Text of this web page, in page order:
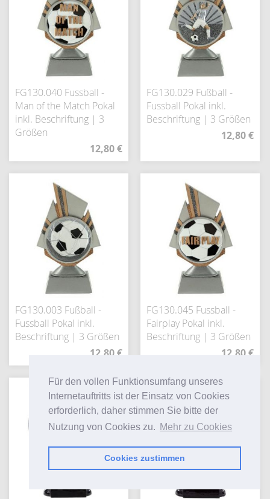
Für den vollen Funktionsumfang unseres
Internetauftritts ist der Einsatz von Cookies
erforderlich, daher stimmen Sie bitte der
Nutzung von Cookies zu. Mehr zu Cookies
Cookies zustimmen
FG130.040 Fussball -
Man of the Match Pokal
inkl. Beschriftung | 3
Größen
12,80 €
FG130.029 Fußball -
Fussball Pokal inkl.
Beschriftung | 3 Größen
12,80 €
FG130.003 Fußball -
Fussball Pokal inkl.
Beschriftung | 3 Größen
12,80 €
FG130.045 Fussball -
Fairplay Pokal inkl.
Beschriftung | 3 Größen
12,80 €